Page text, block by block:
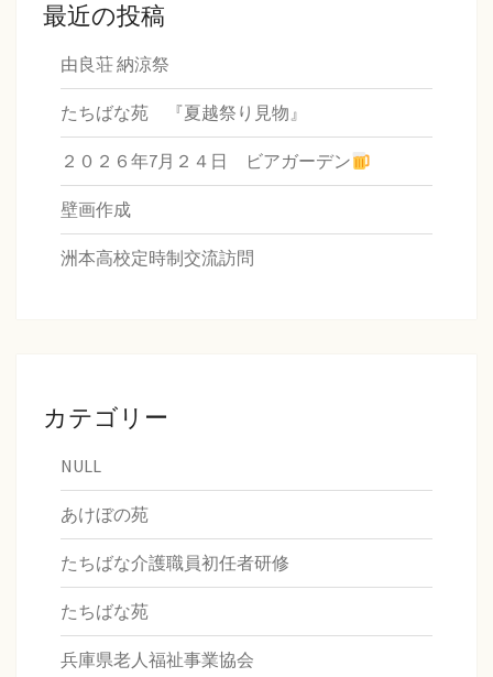
最近の投稿
由良荘 納涼祭
たちばな苑 『夏越祭り見物』
２０２６年7月２４日 ビアガーデン
壁画作成
洲本高校定時制交流訪問
カテゴリー
NULL
あけぼの苑
たちばな介護職員初任者研修
たちばな苑
兵庫県老人福祉事業協会